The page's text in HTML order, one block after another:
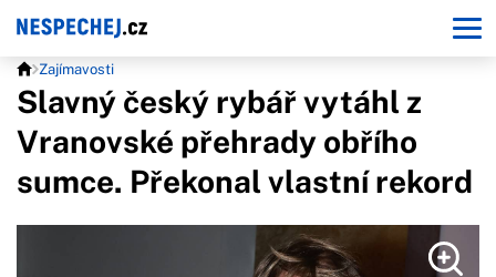
Zajímavosti
Slavný český rybář vytáhl z
Vranovské přehrady obřího
sumce. Překonal vlastní rekord